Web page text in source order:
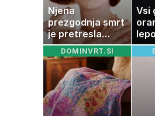
Njena
prezgodnja smrt
je pretresla
modni svet: za
slavo se je
skrivala
tragedija
Vsi
DOMINVRT.SI